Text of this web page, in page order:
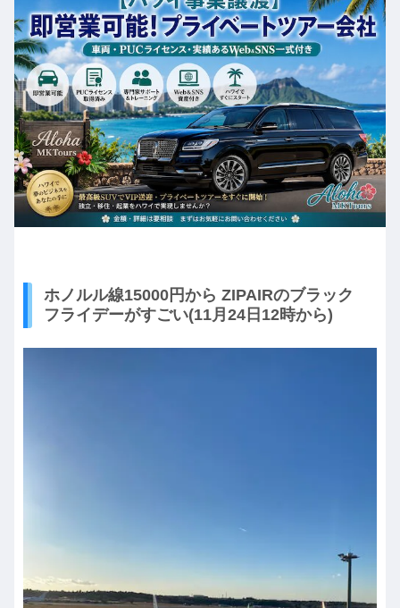
ホノルル線15000円から ZIPAIRのブラック
フライデーがすごい(11月24日12時から)